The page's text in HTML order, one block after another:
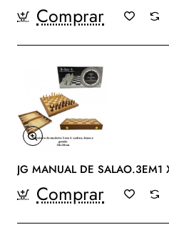
Comprar
JG MANUAL DE
Comprar